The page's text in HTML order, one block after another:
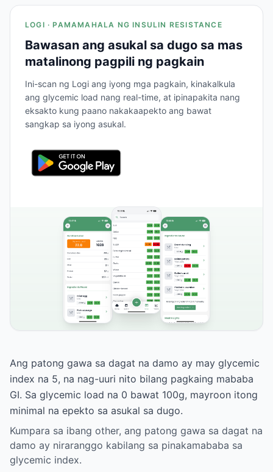
LOGI · PAMAMAHALA NG INSULIN RESISTANCE
Bawasan ang asukal sa dugo sa mas
matalinong pagpili ng pagkain
Ini-scan ng Logi ang iyong mga pagkain, kinakalkula
ang glycemic load nang real-time, at ipinapakita nang
eksakto kung paano nakakaapekto ang bawat
sangkap sa iyong asukal.
Ang patong gawa sa dagat na damo ay may glycemic
index na 5, na nag-uuri nito bilang pagkaing mababa
GI. Sa glycemic load na 0 bawat 100g, mayroon itong
minimal na epekto sa asukal sa dugo.
Kumpara sa ibang other, ang patong gawa sa dagat na
damo ay niraranggo kabilang sa pinakamababa sa
glycemic index.